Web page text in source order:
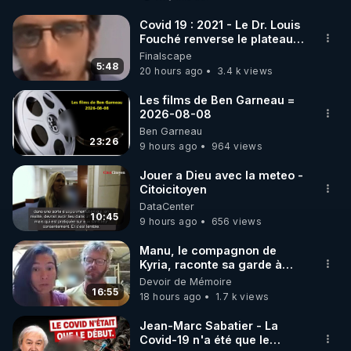
🌱 INSTAGRAM
https://www.instagram.com/rdlr_thierrycasasnovas/
http://rgnr.li/instagram
🌱 LA NEWSLETTER
Pour ne pas rater l’actualité RGNR (stages,
http://rgnr.li/news
🌱 VIDÉOS NON CENSURÉES SUR ODYSEE
Toutes les vidéos Youtube sont aussi sur la
http://rgnr.li/odysee
🌱 LES STAGES EN PRÉSENTIEL
5:48
Covid 19 : 2021 - Le Dr. Louis
Fouché renverse le plateau
de CNews !
Finalscape
20 hours ago
3.4 k views
23:26
Les films de Ben Garneau =
2026-08-08
Ben Garneau
9 hours ago
964 views
10:45
Jouer a Dieu avec la meteo -
Citoicitoyen
DataCenter
9 hours ago
656 views
16:55
Manu, le compagnon de
Kyria, raconte sa garde à
vue musclée. PARTAGEZ!
Devoir de Mémoire
18 hours ago
1.7 k views
Jean-Marc Sabatier - La
Covid-19 n'a été que le